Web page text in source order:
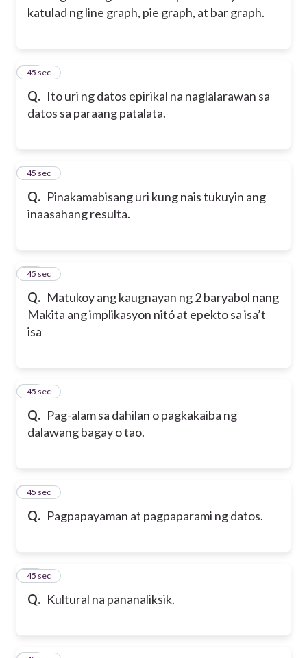
katulad ng line graph, pie graph, at bar graph.
Q. Ito uri ng datos epirikal na naglalarawan sa
datos sa paraang patalata.
10
45 sec
Q. Pinakamabisang uri kung nais tukuyin ang
inaasahang resulta.
11
45 sec
Q. Matukoy ang kaugnayan ng 2 baryabol nang
Makita ang implikasyon nitó at epekto sa isa’t
isa
12
45 sec
Q. Pag-alam sa dahilan o pagkakaiba ng
dalawang bagay o tao.
13
45 sec
Q. Pagpapayaman at pagpaparami ng datos.
14
45 sec
Q. Kultural na pananaliksik.
15
45 sec